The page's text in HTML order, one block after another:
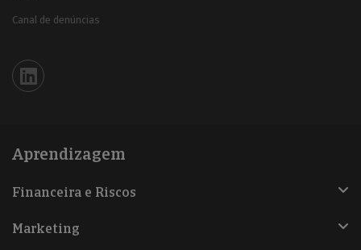
Canal de denúncias
Iberinform en Linkedin
Aprendizagem
Financeira e Riscos
Marketing